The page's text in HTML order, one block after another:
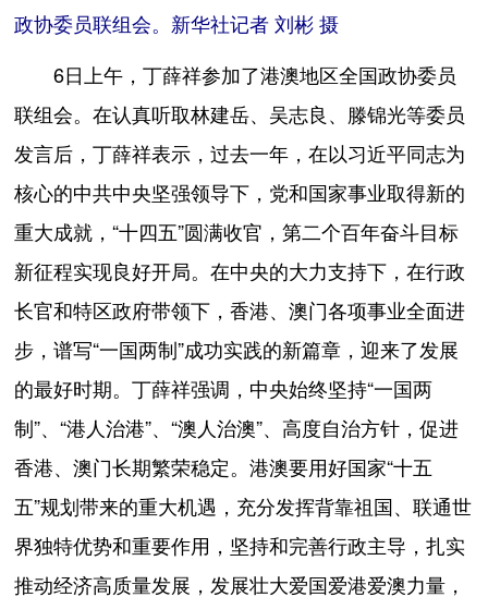
政协委员联组会。新华社记者 刘彬 摄
6日上午，丁薛祥参加了港澳地区全国政协委员
联组会。在认真听取林建岳、吴志良、滕锦光等委员
发言后，丁薛祥表示，过去一年，在以习近平同志为
核心的中共中央坚强领导下，党和国家事业取得新的
重大成就，“十四五”圆满收官，第二个百年奋斗目标
新征程实现良好开局。在中央的大力支持下，在行政
长官和特区政府带领下，香港、澳门各项事业全面进
步，谱写“一国两制”成功实践的新篇章，迎来了发展
的最好时期。丁薛祥强调，中央始终坚持“一国两
制”、“港人治港”、“澳人治澳”、高度自治方针，促进
香港、澳门长期繁荣稳定。港澳要用好国家“十五
五”规划带来的重大机遇，充分发挥背靠祖国、联通世
界独特优势和重要作用，坚持和完善行政主导，扎实
推动经济高质量发展，发展壮大爱国爱港爱澳力量，